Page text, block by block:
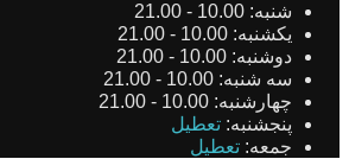
شنبه: 10.00 - 21.00
یکشنبه: 10.00 - 21.00
دوشنبه: 10.00 - 21.00
سه شنبه: 10.00 - 21.00
چهارشنبه: 10.00 - 21.00
پنجشنبه: تعطیل
جمعه: تعطیل